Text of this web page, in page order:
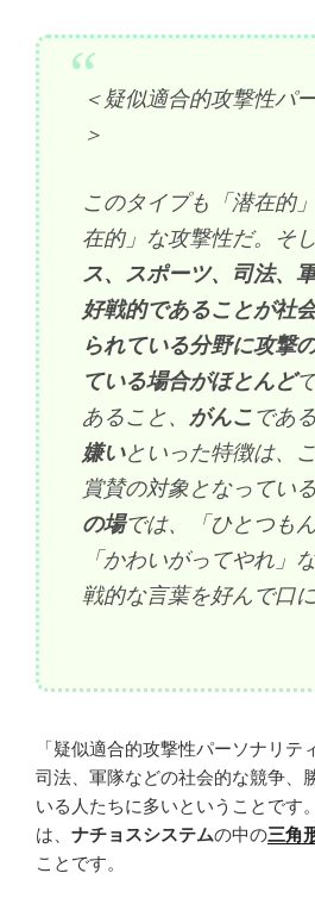
＜疑似適合的攻撃性パ
＞
このタイプも「潜在的
在的」な攻撃性だ。そし
ス、スポーツ、司法、
好戦的であることが社
られている分野に攻撃
ている場合がほとんど
あること、 がんこ であ
嫌いといった特徴は、
賞賛の対象となっている
の場では、「ひとつも
「かわいがってやれ」
戦的な言葉を好んで口
「疑似適合的攻撃性パーソナリテ
司法、軍隊などの社会的な競争、
いる人たちに多いということです
は、 ナチョスシステムの中の三角
ことです。